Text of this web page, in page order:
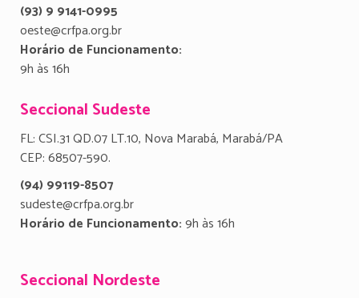
(93) 9 9141-0995
oeste@crfpa.org.br
Horário de Funcionamento:
9h às 16h
Seccional Sudeste
FL: CSI.31 QD.07 LT.10, Nova Marabá, Marabá/PA
CEP: 68507-590.
(94) 99119-8507
sudeste@crfpa.org.br
Horário de Funcionamento:9h às 16h
Seccional Nordeste